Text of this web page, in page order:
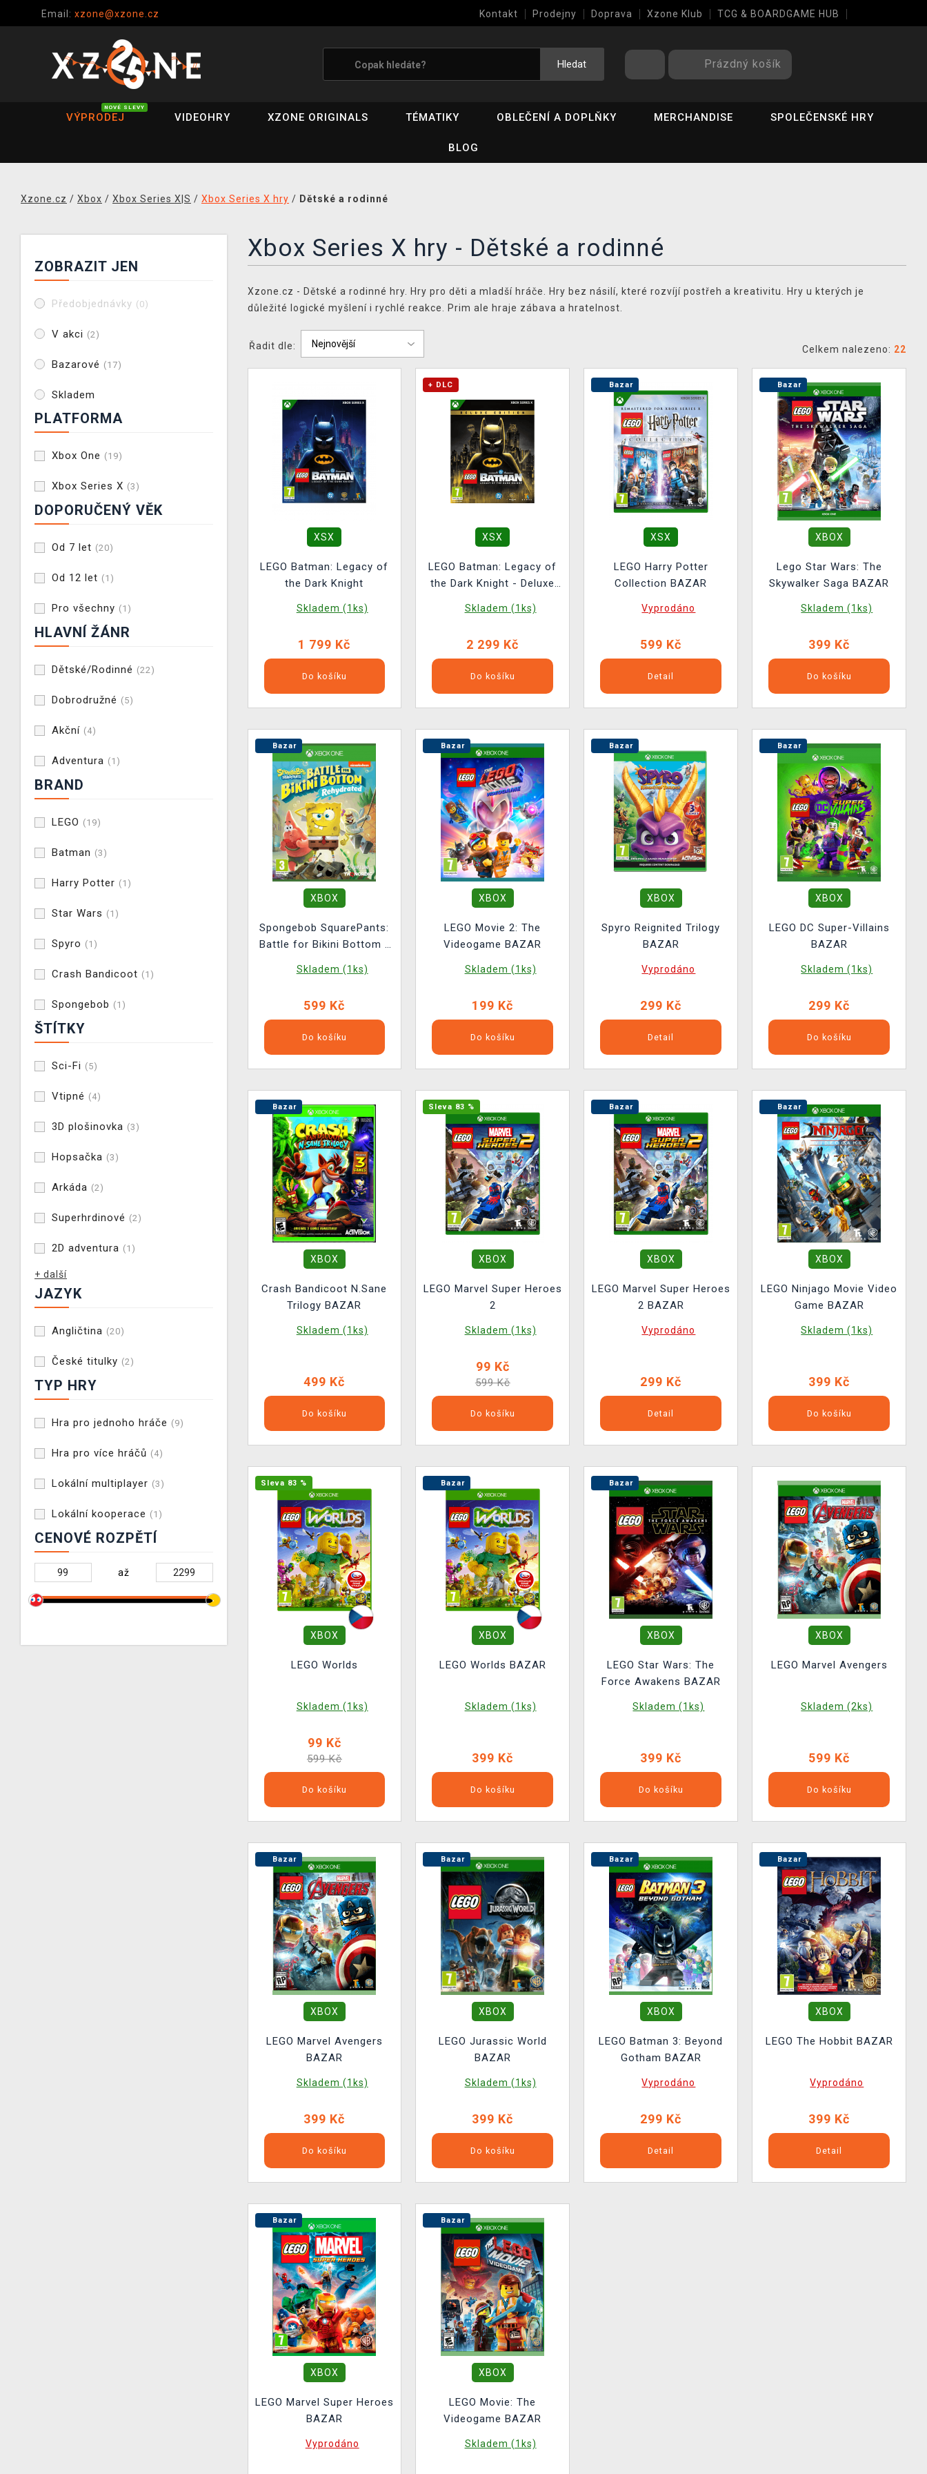
Email: xzone@xzone.cz Kontakt Prodejny Doprava Xzone Klub TCG & BOARDGAME HUB
Hledat Prázdný košík
VÝPRODEJ
NOVÉ SLEVY
VIDEOHRY XZONE ORIGINALS TÉMATIKY OBLEČENÍ A DOPLŇKY MERCHANDISE SPOLEČENSKÉ HRY
BLOG
Xzone.cz / Xbox / Xbox Series X|S / Xbox Series X hry / Dětské a rodinné
ZOBRAZIT JEN
Předobjednávky (0)
V akci (2)
Bazarové (17)
Skladem
PLATFORMA
Xbox One (19)
Xbox Series X (3)
DOPORUČENÝ VĚK
Od 7 let (20)
Od 12 let (1)
Pro všechny (1)
HLAVNÍ ŽÁNR
Dětské/Rodinné (22)
Dobrodružné (5)
Akční (4)
Adventura (1)
BRAND
LEGO (19)
Batman (3)
Harry Potter (1)
Star Wars (1)
Spyro (1)
Crash Bandicoot (1)
Spongebob (1)
ŠTÍTKY
Sci-Fi (5)
Vtipné (4)
3D plošinovka (3)
Hopsačka (3)
Arkáda (2)
Superhrdinové (2)
2D adventura (1)
+ další
JAZYK
Angličtina (20)
České titulky (2)
TYP HRY
Hra pro jednoho hráče (9)
Hra pro více hráčů (4)
Lokální multiplayer (3)
Lokální kooperace (1)
CENOVÉ ROZPĚTÍ
až
Xbox Series X hry - Dětské a rodinné
Xzone.cz - Dětské a rodinné hry. Hry pro děti a mladší hráče. Hry bez násilí, které rozvíjí postřeh a kreativitu. Hry u kterých je
důležité logické myšlení i rychlé reakce. Prim ale hraje zábava a hratelnost.
Řadit dle: Celkem nalezeno: 22
XSX
LEGO Batman: Legacy of
the Dark Knight
Skladem (1ks)
1 799 Kč
Do košíku
+ DLC
XSX
LEGO Batman: Legacy of
the Dark Knight - Deluxe
Skladem (1ks)
2 299 Kč
Do košíku
Bazar
XSX
LEGO Harry Potter
Collection BAZAR
Vyprodáno
599 Kč
Detail
Bazar
XBOX
Lego Star Wars: The
Skywalker Saga BAZAR
Skladem (1ks)
399 Kč
Do košíku
Bazar
XBOX
Spongebob SquarePants:
Battle for Bikini Bottom -
Skladem (1ks)
599 Kč
Do košíku
Bazar
XBOX
LEGO Movie 2: The
Videogame BAZAR
Skladem (1ks)
199 Kč
Do košíku
Bazar
XBOX
Spyro Reignited Trilogy
BAZAR
Vyprodáno
299 Kč
Detail
Bazar
XBOX
LEGO DC Super-Villains
BAZAR
Skladem (1ks)
299 Kč
Do košíku
Bazar
XBOX
Crash Bandicoot N.Sane
Trilogy BAZAR
Skladem (1ks)
499 Kč
Do košíku
Sleva 83 %
XBOX
LEGO Marvel Super Heroes
2
Skladem (1ks)
99 Kč
599 Kč
Do košíku
Bazar
XBOX
LEGO Marvel Super Heroes
2 BAZAR
Vyprodáno
299 Kč
Detail
Bazar
XBOX
LEGO Ninjago Movie Video
Game BAZAR
Skladem (1ks)
399 Kč
Do košíku
Sleva 83 %
XBOX
LEGO Worlds
Skladem (1ks)
99 Kč
599 Kč
Do košíku
Bazar
XBOX
LEGO Worlds BAZAR
Skladem (1ks)
399 Kč
Do košíku
Bazar
XBOX
LEGO Star Wars: The
Force Awakens BAZAR
Skladem (1ks)
399 Kč
Do košíku
XBOX
LEGO Marvel Avengers
Skladem (2ks)
599 Kč
Do košíku
Bazar
XBOX
LEGO Marvel Avengers
BAZAR
Skladem (1ks)
399 Kč
Do košíku
Bazar
XBOX
LEGO Jurassic World
BAZAR
Skladem (1ks)
399 Kč
Do košíku
Bazar
XBOX
LEGO Batman 3: Beyond
Gotham BAZAR
Vyprodáno
299 Kč
Detail
Bazar
XBOX
LEGO The Hobbit BAZAR
Vyprodáno
399 Kč
Detail
Bazar
XBOX
LEGO Marvel Super Heroes
BAZAR
Vyprodáno
Bazar
XBOX
LEGO Movie: The
Videogame BAZAR
Skladem (1ks)